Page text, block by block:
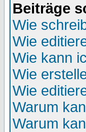
Beiträge
Wie
Wie
Wie kann
Wie
Wie
Warum
Warum